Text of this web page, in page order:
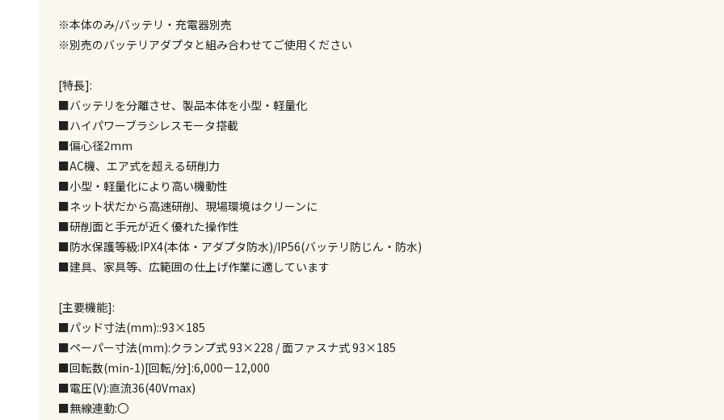
※本体のみ/バッテリ・充電器別売
※別売のバッテリアダプタと組み合わせてご使用ください
[特長]:
■バッテリを分離させ、製品本体を小型・軽量化
■ハイパワーブラシレスモータ搭載
■偏心径2mm
■AC機、エア式を超える研削力
■小型・軽量化により高い機動性
■ネット状だから高速研削、現場環境はクリーンに
■研削面と手元が近く優れた操作性
■防水保護等級:IPX4(本体・アダプタ防水)/IP56(バッテリ防じん・防水)
■建具、家具等、広範囲の仕上げ作業に適しています
[主要機能]:
■パッド寸法(mm)::93×185
■ペーパー寸法(mm):クランプ式 93×228 / 面ファスナ式 93×185
■回転数(min-1)[回転/分]:6,000ー12,000
■電圧(V):直流36(40Vmax)
■無線連動:〇